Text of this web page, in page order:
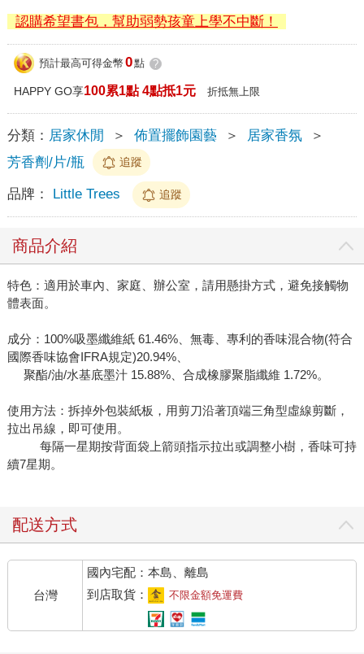
認購希望書包，幫助弱勢孩童上學不中斷！
預計最高可得金幣 0點 ?
HAPPY GO享100累1點 4點抵1元 折抵無上限
分類： 居家休閒 ＞ 佈置擺飾園藝 ＞ 居家香氛
＞
芳香劑/片/瓶
追蹤
品牌： Little Trees 追蹤
商品介紹
特色：適用於車內、家庭、辦公室，請用懸掛方式，避免接觸物
體表面。
成分：100%吸墨纖維紙 61.46%、無毒、專利的香味混合物(符合
國際香味協會IFRA規定)20.94%、
聚酯/油/水基底墨汁 15.88%、合成橡膠聚脂纖維 1.72%。
使用方法：拆掉外包裝紙板，用剪刀沿著頂端三角型虛線剪斷，
拉出吊線，即可使用。
每隔一星期按背面袋上箭頭指示拉出或調整小樹，香味可持
續7星期。
配送方式
台灣
國內宅配：本島、離島
到店取貨：
不限金額免運費